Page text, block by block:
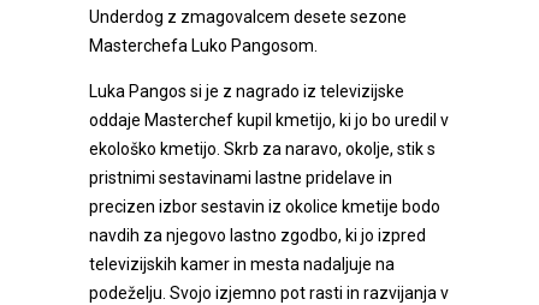
Underdog z zmagovalcem desete sezone
Masterchefa Luko Pangosom.
Luka Pangos si je z nagrado iz televizijske
oddaje Masterchef kupil kmetijo, ki jo bo uredil v
ekološko kmetijo. Skrb za naravo, okolje, stik s
pristnimi sestavinami lastne pridelave in
precizen izbor sestavin iz okolice kmetije bodo
navdih za njegovo lastno zgodbo, ki jo izpred
televizijskih kamer in mesta nadaljuje na
podeželju. Svojo izjemno pot rasti in razvijanja v